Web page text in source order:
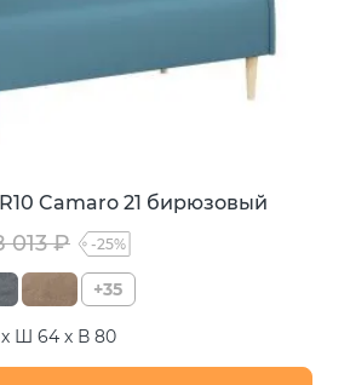
Camaro 21 бирюзовый
013 ₽ -25%
+35
Ш 64 х В 80